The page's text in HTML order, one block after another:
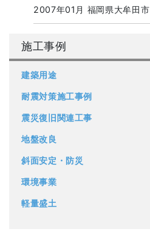
2007年01月 福岡県大牟田市
施工事例
建築用途
耐震対策施工事例
震災復旧関連工事
地盤改良
斜面安定・防災
環境事業
軽量盛土